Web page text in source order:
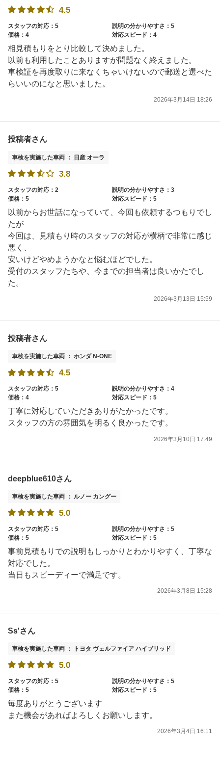
4.5
スタッフの対応：5
説明の分かりやすさ：5
価格：4
対応スピード：4
相見積もりをとり比較して決めました。
以前も利用したことありますが問題なく終えました。
車検証を再度取りに来なくちゃいけないので郵送と選べた
らいいのになと思いました。
2026年3月14日 18:26
投稿者さん
車検を実施した車両 ： 日産 オーラ
3.8
スタッフの対応：2
説明の分かりやすさ：3
価格：5
対応スピード：5
以前からお世話になっていて、今回も依頼するつもりでし
たが
今回は、見積もり時のスタッフの対応が横柄で非常に感じ
悪く、
安いけどやめようかなと悩むほどでした。
受付のスタッフたちや、今までの担当者は良いかたでし
た。
2026年3月13日 15:59
投稿者さん
車検を実施した車両 ： ホンダ N-ONE
4.5
スタッフの対応：5
説明の分かりやすさ：4
価格：4
対応スピード：5
丁寧に対応していただきありがたかったです。
スタッフの方の雰囲気を明るく良かったです。
2026年3月10日 17:49
deepblue610さん
車検を実施した車両 ： ルノー カングー
5.0
スタッフの対応：5
説明の分かりやすさ：5
価格：5
対応スピード：5
事前見積もりでの説明もしっかりとわかりやすく、丁寧な
対応でした。
当日もスピーディーで満足です。
2026年3月8日 15:28
Ss'さん
車検を実施した車両 ： トヨタ ヴェルファイア ハイブリッド
5.0
スタッフの対応：5
説明の分かりやすさ：5
価格：5
対応スピード：5
毎度ありがとうございます
また機会があればよろしくお願いします。
2026年3月4日 16:11